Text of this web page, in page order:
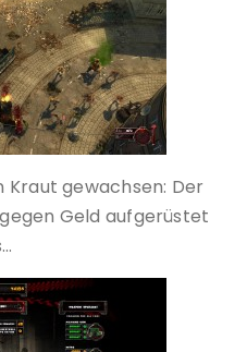
Kraut gewachsen: Der
Geld aufgerüstet